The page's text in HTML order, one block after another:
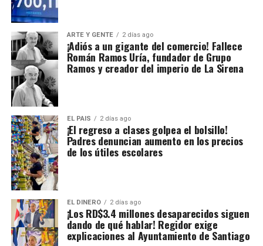
ARTE Y GENTE 2 días ago
¡Adiós a un gigante del comercio! Fallece
Román Ramos Uría, fundador de Grupo
Ramos y creador del imperio de La Sirena
EL PAIS 2 días ago
¡El regreso a clases golpea el bolsillo!
Padres denuncian aumento en los precios
de los útiles escolares
EL DINERO 2 días ago
¡Los RD$3.4 millones desaparecidos siguen
dando de qué hablar! Regidor exige
explicaciones al Ayuntamiento de Santiago